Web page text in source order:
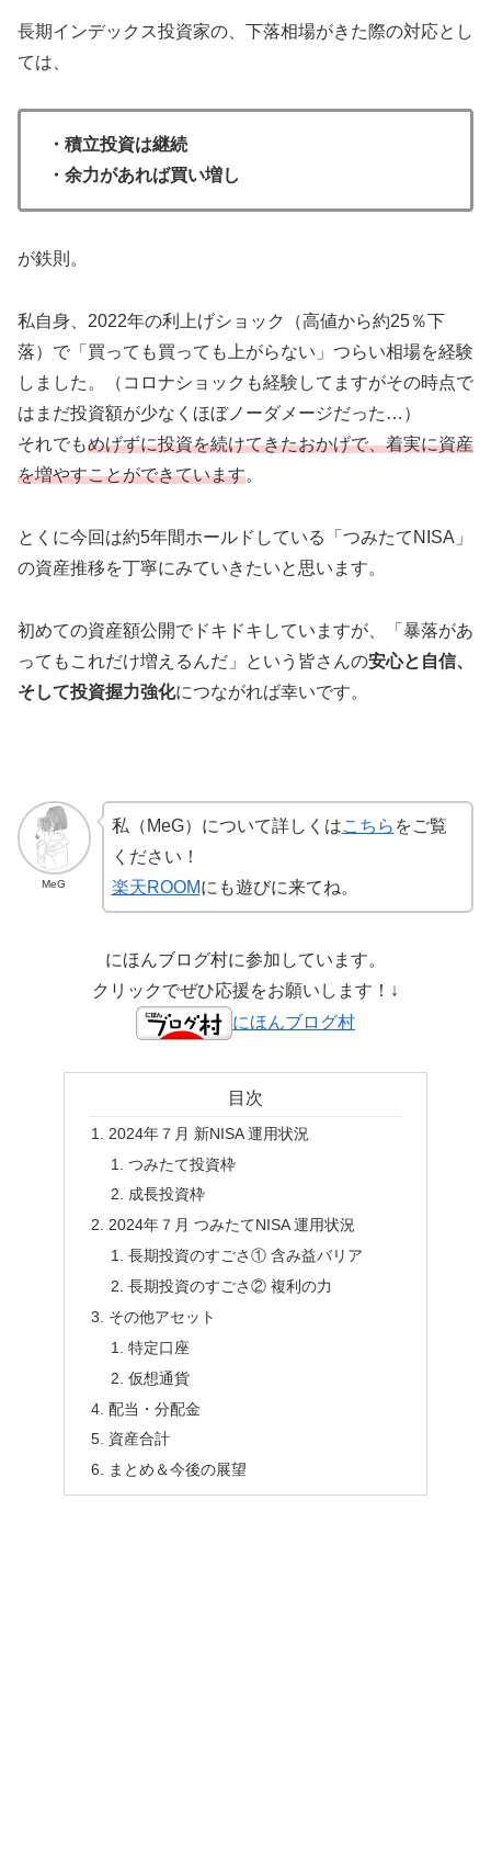
長期インデックス投資家の、下落相場がきた際の対応とし
ては、
・積立投資は継続
・余力があれば買い増し
が鉄則。
私自身、2022年の利上げショック（高値から約25％下
落）で「買っても買っても上がらない」つらい相場を経験
しました。（コロナショックも経験してますがその時点で
はまだ投資額が少なくほぼノーダメージだった…）
それでもめげずに投資を続けてきたおかげで、着実に資産
を増やすことができています。
とくに今回は約5年間ホールドしている「つみたてNISA」
の資産推移を丁寧にみていきたいと思います。
初めての資産額公開でドキドキしていますが、「暴落があ
ってもこれだけ増えるんだ」という皆さんの安心と自信、
そして投資握力強化につながれば幸いです。
MeG
私（MeG）について詳しくはこちら をご覧
ください！
楽天ROOMにも遊びに来てね。
にほんブログ村に参加しています。
クリックでぜひ応援をお願いします！↓
にほんブログ村
目次
2024年７月 新NISA 運用状況
つみたて投資枠
成長投資枠
2024年７月 つみたてNISA 運用状況
長期投資のすごさ① 含み益バリア
長期投資のすごさ② 複利の力
その他アセット
特定口座
仮想通貨
配当・分配金
資産合計
まとめ＆今後の展望